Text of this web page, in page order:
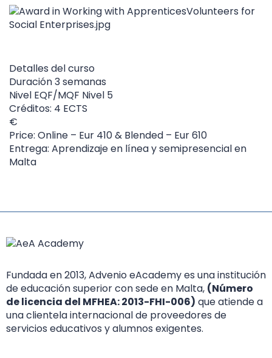
Detalles del curso
Duración3 semanas
Nivel EQF/MQF Nivel 5
Créditos: 4 ECTS
Price: Online – Eur 410 & Blended – Eur 610
Entrega: Aprendizaje en línea y semipresencial en
Malta
Fundada en 2013, Advenio eAcademy es una institución
de educación superior con sede en Malta, (Número
de licencia del MFHEA: 2013-FHI-006) que atiende a
una clientela internacional de proveedores de
servicios educativos y alumnos exigentes.